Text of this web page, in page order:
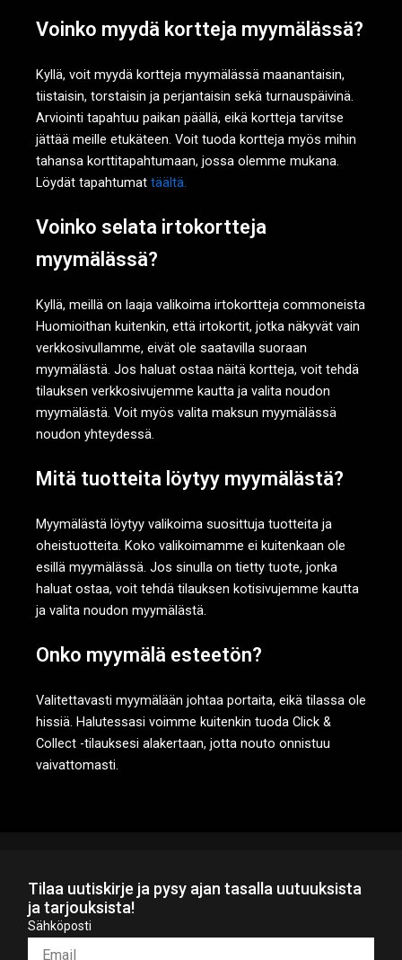
Voinko myydä kortteja myymälässä?
Kyllä, voit myydä kortteja myymälässä maanantaisin,
tiistaisin, torstaisin ja perjantaisin sekä turnauspäivinä.
Arviointi tapahtuu paikan päällä, eikä kortteja tarvitse
jättää meille etukäteen. Voit tuoda kortteja myös mihin
tahansa korttitapahtumaan, jossa olemme mukana.
Löydät tapahtumat täältä.
Voinko selata irtokortteja
myymälässä?
Kyllä, meillä on laaja valikoima irtokortteja commoneista
Huomioithan kuitenkin, että irtokortit, jotka näkyvät vain
verkkosivullamme, eivät ole saatavilla suoraan
myymälästä. Jos haluat ostaa näitä kortteja, voit tehdä
tilauksen verkkosivujemme kautta ja valita noudon
myymälästä. Voit myös valita maksun myymälässä
noudon yhteydessä.
Mitä tuotteita löytyy myymälästä?
Myymälästä löytyy valikoima suosittuja tuotteita ja
oheistuotteita. Koko valikoimamme ei kuitenkaan ole
esillä myymälässä. Jos sinulla on tietty tuote, jonka
haluat ostaa, voit tehdä tilauksen kotisivujemme kautta
ja valita noudon myymälästä.
Onko myymälä esteetön?
Valitettavasti myymälään johtaa portaita, eikä tilassa ole
hissiä. Halutessasi voimme kuitenkin tuoda Click &
Collect -tilauksesi alakertaan, jotta nouto onnistuu
vaivattomasti.
Tilaa uutiskirje ja pysy ajan tasalla uutuuksista
ja tarjouksista!
Sähköposti